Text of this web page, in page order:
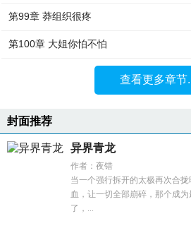
第99章 莽组织很疼
第100章 大姐你怕不怕
查看更多章节
封面推荐
异界青龙
作者：夜错
当一个强行拆开的太极再次合
血，让一切全部崩碎，那个成
了，...